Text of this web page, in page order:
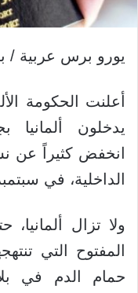
يورو برس عربية /
أعلنت الحكومة
يدخلون
الداخلية، في
ولا تزال
المفتوح التي
حمام الدم في